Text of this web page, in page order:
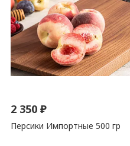
2 350₽
Персики Импортные 500 гр